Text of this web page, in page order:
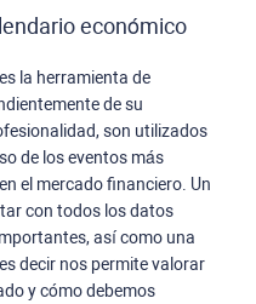
económico
la herramienta de
de su
son utilizados
de los eventos más
el mercado financiero. Un
con todos los datos
así como una
decir nos permite valorar
y cómo debemos